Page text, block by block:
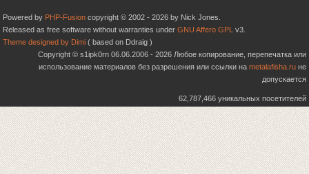
Powered by PHP-Fusion copyright © 2002 - 2026 by Nick Jones.
Released as free software without warranties under GNU Affero GPL v3.
Theme designed by Dimi ( based on Ddraig )
Copyright © s1ipk0rn 06.06.2006 - 2026 Любое копирование, перепечатка или
использование материалов без разрешения или ссылки на metalafisha.ru не
допускается
62,787,466 уникальных посетителей